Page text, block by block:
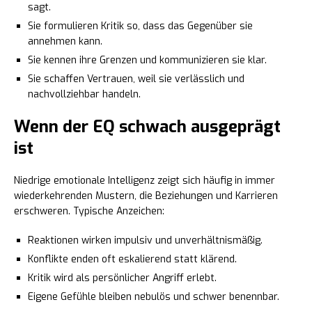
sagt.
Sie formulieren Kritik so, dass das Gegenüber sie
annehmen kann.
Sie kennen ihre Grenzen und kommunizieren sie klar.
Sie schaffen Vertrauen, weil sie verlässlich und
nachvollziehbar handeln.
Wenn der EQ schwach ausgeprägt
ist
Niedrige emotionale Intelligenz zeigt sich häufig in immer
wiederkehrenden Mustern, die Beziehungen und Karrieren
erschweren. Typische Anzeichen:
Reaktionen wirken impulsiv und unverhältnismäßig.
Konflikte enden oft eskalierend statt klärend.
Kritik wird als persönlicher Angriff erlebt.
Eigene Gefühle bleiben nebulös und schwer benennbar.